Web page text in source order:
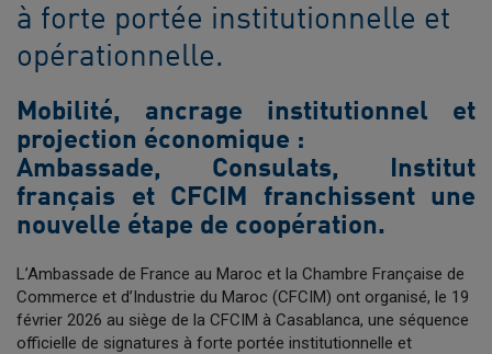
à forte portée institutionnelle et
opérationnelle.
Mobilité, ancrage institutionnel et
projection économique :
Ambassade, Consulats, Institut
français et CFCIM franchissent une
nouvelle étape de coopération.
L’Ambassade de France au Maroc et la Chambre Française de
Commerce et d’Industrie du Maroc (CFCIM) ont organisé, le 19
février 2026 au siège de la CFCIM à Casablanca, une séquence
officielle de signatures à forte portée institutionnelle et